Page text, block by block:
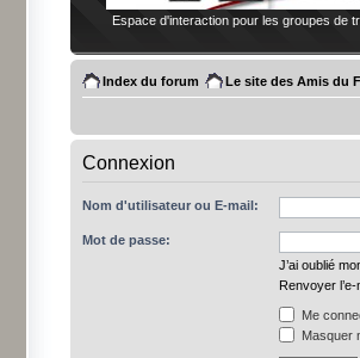
Espace d'interaction pour les groupes de
Index du forum Le site des Amis du
Connexion
Nom d'utilisateur ou E-mail:
Mot de passe:
J’ai oublié
Renvoyer l’e-
Me
Masquer